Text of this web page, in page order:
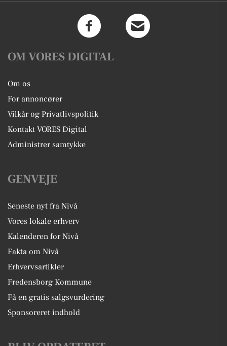
OM VORES DIGITAL
Om os
For annoncører
Vilkår og Privatlivspolitik
Kontakt VORES Digital
Administrer samtykke
GENVEJE
Seneste nyt fra Nivå
Vores lokale erhverv
Kalenderen for Nivå
Fakta om Nivå
Erhvervsartikler
Fredensborg Kommune
Få en gratis salgsvurdering
Sponsoreret indhold